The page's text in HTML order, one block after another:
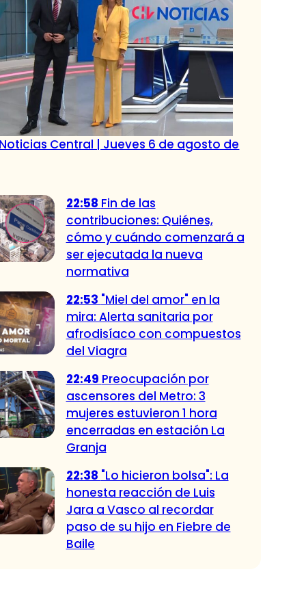
Central | Jueves 6 de agosto de
22:58 Fin de las
contribuciones: Quiénes,
cómo y cuándo comenzará a
ser ejecutada la nueva
normativa
22:53 "Miel del amor" en la
mira: Alerta sanitaria por
afrodisíaco con compuestos
del Viagra
22:49 Preocupación por
ascensores del Metro: 3
mujeres estuvieron 1 hora
encerradas en estación La
Granja
22:38 "Lo hicieron bolsa": La
honesta reacción de Luis
Jara a Vasco al recordar
paso de su hijo en Fiebre de
Baile